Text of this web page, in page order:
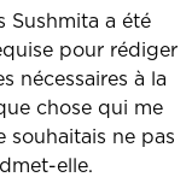
Sushmita a été
pour rédiger
nécessaires à la
chose qui me
souhaitais ne pas
elle.